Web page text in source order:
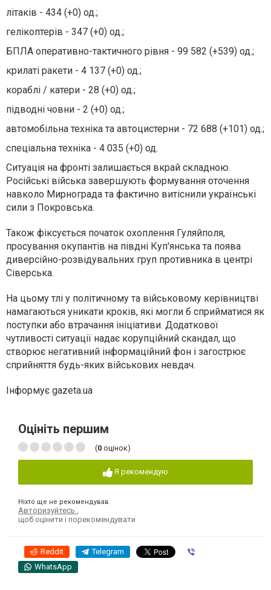
літаків - 434 (+0) од.;
гелікоптерів - 347 (+0) од.;
БПЛА оперативно-тактичного рівня - 99 582 (+539) од.;
крилаті ракети - 4 137 (+0) од.;
кораблі / катери - 28 (+0) од.;
підводні човни - 2 (+0) од.;
автомобільна техніка та автоцистерни - 72 688 (+101) од.;
спеціальна техніка - 4 035 (+0) од.
Ситуація на фронті залишається вкрай складною.
Російські війська завершують формування оточення
навколо Мирнограда та фактично витіснили українські
сили з Покровська.
Також фіксується початок охоплення Гуляйполя,
просування окупантів на півдні Куп'янська та поява
диверсійно-розвідувальних груп противника в центрі
Сіверська.
На цьому тлі у політичному та військовому керівництві
намагаються уникати кроків, які могли б сприйматися як
поступки або втрачання ініціативи. Додаткової
чутливості ситуації надає корупційний скандал, що
створює негативний інформаційний фон і загострює
сприйняття будь-яких військових невдач.
Інформує gazeta.ua
Оцініть першим
(0 оцінок)
Я рекомендую
Ніхто ще не рекомендував
Авторизуйтесь ,
щоб оцінити і порекомендувати
Reddit Telegram
WhatsApp